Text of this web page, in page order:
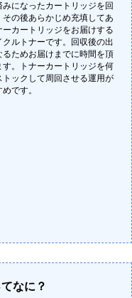
みになったカートリッジを回
その後あらかじめ充填してあ
ーカートリッジをお届けする
クルトナーです。回収後の出
るためお届けまでに時間を頂
す。トナーカートリッジを何
トックして周回させる運用が
です。
なに？